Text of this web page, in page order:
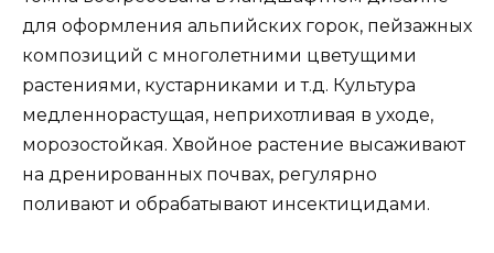
для оформления альпийских горок, пейзажных
композиций с многолетними цветущими
растениями, кустарниками и т.д. Культура
медленнорастущая, неприхотливая в уходе,
морозостойкая. Хвойное растение высаживают
на дренированных почвах, регулярно
поливают и обрабатывают инсектицидами.